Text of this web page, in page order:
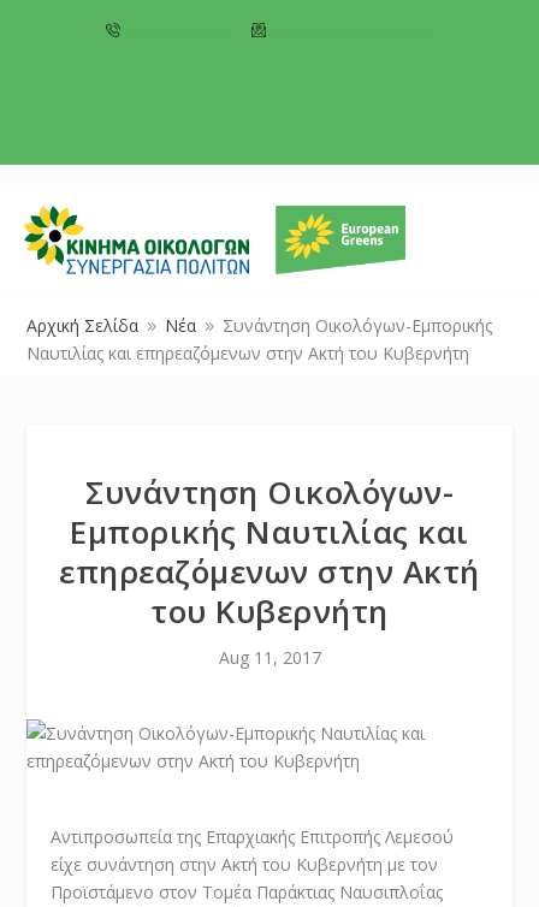
Αρχική Σελίδα 9 Νέα 9 Συνάντηση Οικολόγων-Εμπορικής
Ναυτιλίας και επηρεαζόμενων στην Ακτή του Κυβερνήτη
Συνάντηση Οικολόγων-
Εμπορικής Ναυτιλίας και
επηρεαζόμενων στην Ακτή
του Κυβερνήτη
Aug 11, 2017
Αντιπροσωπεία της Επαρχιακής Επιτροπής Λεμεσού
είχε συνάντηση στην Ακτή του Κυβερνήτη με τον
Προϊστάμενο στον Τομέα Παράκτιας Ναυσιπλοΐας